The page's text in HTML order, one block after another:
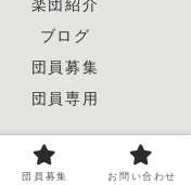
楽団紹介
ブログ
団員募集
団員専用
ストラ.
団員募集 お問い合わせ